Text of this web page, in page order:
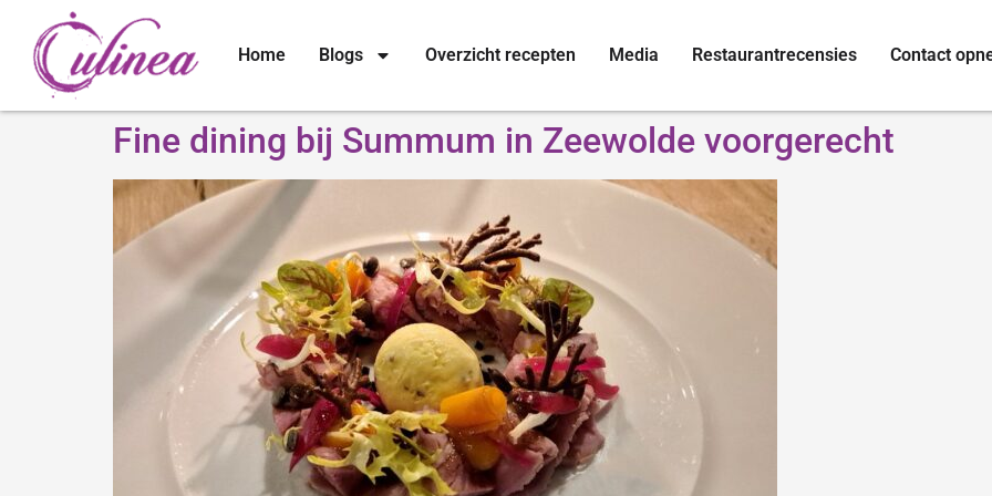
Home Blogs Overzicht recepten Media Restaurantrecensies Contact
Fine dining bij Summum in Zeewolde voorgerecht